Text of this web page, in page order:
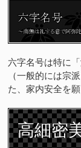
六字名号は特に
（一般的には宗
た、家内安全を
高細密